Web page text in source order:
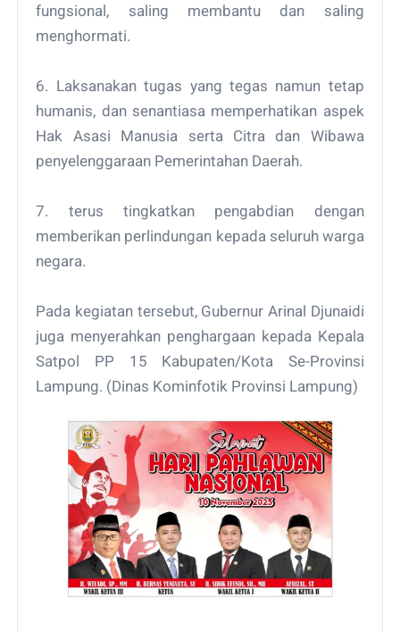
fungsional, saling membantu dan saling
menghormati.
6. Laksanakan tugas yang tegas namun tetap
humanis, dan senantiasa memperhatikan aspek
Hak Asasi Manusia serta Citra dan Wibawa
penyelenggaraan Pemerintahan Daerah.
7. terus tingkatkan pengabdian dengan
memberikan perlindungan kepada seluruh warga
negara.
Pada kegiatan tersebut, Gubernur Arinal Djunaidi
juga menyerahkan penghargaan kepada Kepala
Satpol PP 15 Kabupaten/Kota Se-Provinsi
Lampung. (Dinas Kominfotik Provinsi Lampung)